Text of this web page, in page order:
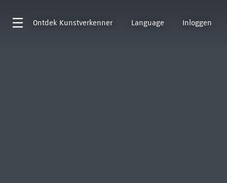
Ontdek Kunstverkenner Language Inloggen